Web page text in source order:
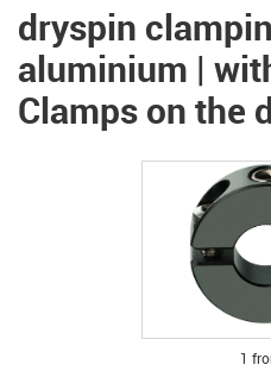
dryspin
aluminium |
Clamps on the
1